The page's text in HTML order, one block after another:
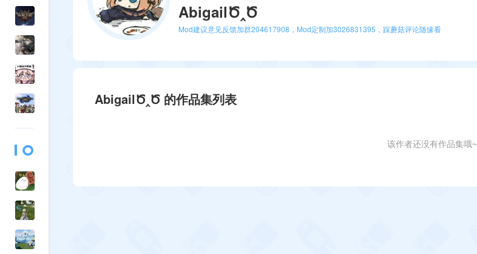
AbigailԾ‸Ծ
Mod建议意见反馈加群204617908，Mod定制加3026831395，踩蘑菇评论随缘看
AbigailԾ‸Ծ 的作品集列表
该作者还没有作品集哦~